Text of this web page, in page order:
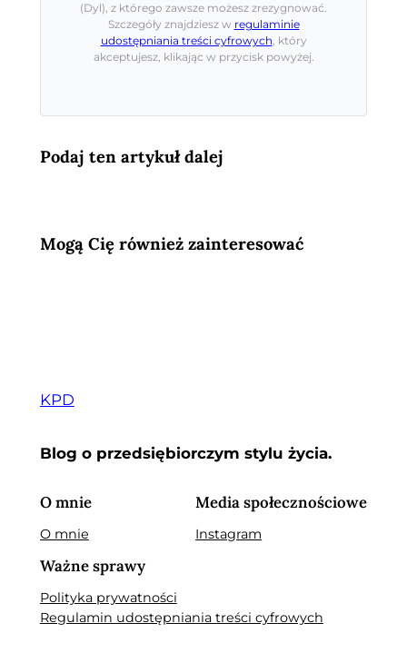
(Dyl), z którego zawsze możesz zrezygnować.
Szczegóły znajdziesz w regulaminie
udostępniania treści cyfrowych, który
akceptujesz, klikając w przycisk powyżej.
Podaj ten artykuł dalej
Mogą Cię również zainteresować
KPD
Blog o przedsiębiorczym stylu życia.
O mnie
O mnie
Media społecznościowe
Instagram
Ważne sprawy
Polityka prywatności
Regulamin udostępniania treści cyfrowych